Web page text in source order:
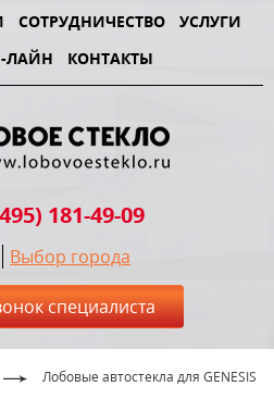
СОТРУДНИЧЕСТВО
УСЛУГИ
ЛАЙН
КОНТАКТЫ
181-49-09
Выбор города
специалиста
Лобовые автостекла для GENESIS